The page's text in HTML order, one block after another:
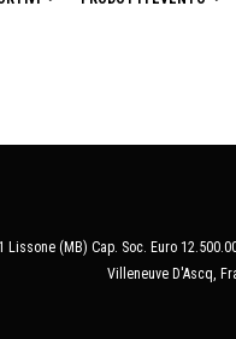
(MB) Cap. Soc. Euro
Villeneuve D'Ascq,